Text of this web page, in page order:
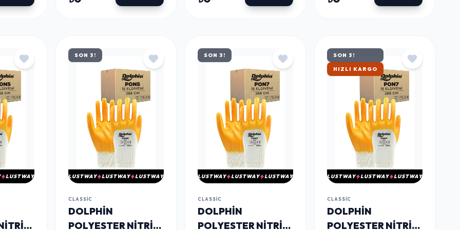
288
PON3 ZBR 10-XL 288
9-L 288 ÇIFT - KOLI
10-XL 288 ÇIFT -
LUSTWAY
SON 3!
LUSTWAY LUSTWAY LUSTWAY
CLASSIC
DOLPHIN
POLYESTER NITRIL
SON 3!
LUSTWAY LUSTWAY LUSTWAY
CLASSIC
DOLPHIN
POLYESTER NITRIL
SON 3!
HIZLI KARGO
LUSTWAY LUSTWAY LUSTWAY
CLASSIC
DOLPHIN
POLYESTER NITRIL